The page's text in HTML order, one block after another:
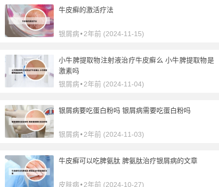
牛皮癣的激活疗法
银屑病•2年前 (2024-11-15)
小牛脾提取物注射液治疗牛皮癣么 小牛脾提取物是
激素吗
银屑病•2年前 (2024-11-04)
银屑病要吃蛋白粉吗 银屑病需要吃蛋白粉吗
银屑病•2年前 (2024-11-03)
牛皮癣可以吃脾氨肽 脾氨肽治疗银屑病的文章
皮肤病•2年前 (2024-10-27)